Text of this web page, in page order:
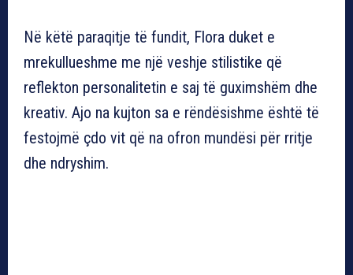
Në këtë paraqitje të fundit, Flora duket e
mrekullueshme me një veshje stilistike që
reflekton personalitetin e saj të guximshëm dhe
kreativ. Ajo na kujton sa e rëndësishme është të
festojmë çdo vit që na ofron mundësi për rritje
dhe ndryshim.